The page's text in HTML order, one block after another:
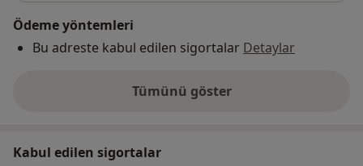
Ödeme yöntemleri
Bu adreste kabul edilen sigortalar Detaylar
Tümünü göster
adres hakkında
Kabul edilen sigortalar